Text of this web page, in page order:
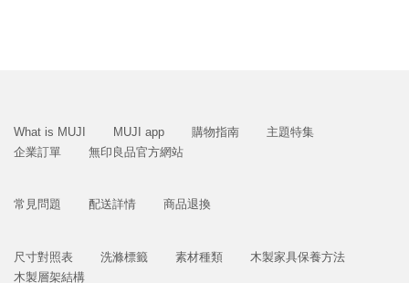
What is MUJI MUJI app 購物指南
主題特集
企業訂單
無印良品官方網站
常見問題 配送詳情 商品退換
尺寸對照表 洗滌標籤 素材種類
木製家具保養方法
木製層架結構